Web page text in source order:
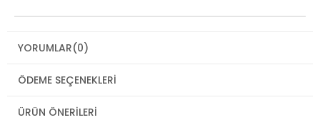
YORUMLAR(0)
ÖDEME SEÇENEKLERI
ÜRÜN ÖNERILERI